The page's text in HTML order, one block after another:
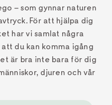
– som gynnar naturen
För att hjälpa dig
har vi samlat några
du kan komma igång
är bra inte bara för dig
djuren och vår